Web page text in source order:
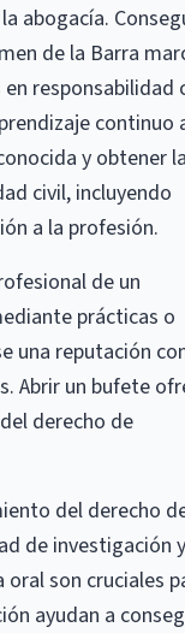
abogacía.
de la Barra
responsabilidad
continuo
y obtener la
civil, incluyendo
a la profesión.
de un
prácticas o
una reputación
Abrir un bufete
derecho de
del derecho
de investigación y
son cruciales
ayudan a